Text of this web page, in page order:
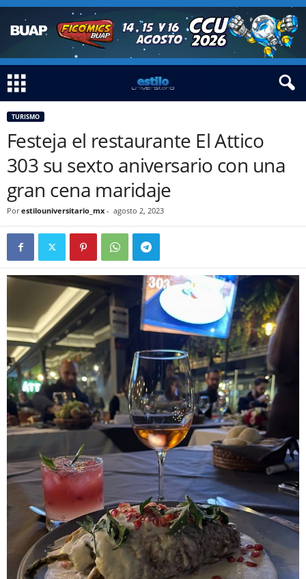
TURISMO
Festeja el restaurante El Attico
303 su sexto aniversario con una
gran cena maridaje
Por estilouniversitario_mx - agosto 2, 2023